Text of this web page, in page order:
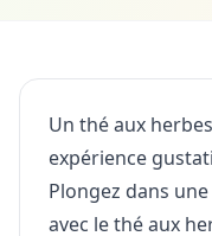
Un thé aux
expérience
Plongez dans une
avec le thé aux